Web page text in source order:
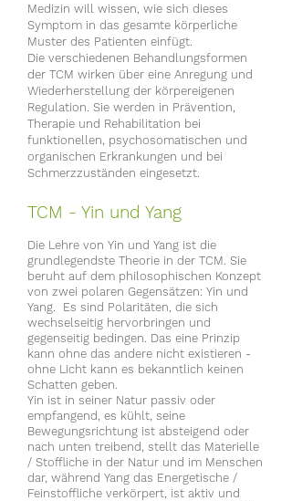
Medizin will wissen, wie sich dieses
Symptom in das gesamte körperliche
Muster des Patienten einfügt.
Die verschiedenen Behandlungsformen
der TCM wirken über eine Anregung und
Wiederherstellung der körpereigenen
Regulation. Sie werden in Prävention,
Therapie und Rehabilitation bei
funktionellen, psychosomatischen und
organischen Erkrankungen und bei
Schmerzzuständen eingesetzt.
TCM - Yin und Yang
Die Lehre von Yin und Yang ist die
grundlegendste Theorie in der TCM. Sie
beruht auf dem philosophischen Konzept
von zwei polaren Gegensätzen: Yin und
Yang. Es sind Polaritäten, die sich
wechselseitig hervorbringen und
gegenseitig bedingen. Das eine Prinzip
kann ohne das andere nicht existieren -
ohne Licht kann es bekanntlich keinen
Schatten geben.
Yin ist in seiner Natur passiv oder
empfangend, es kühlt, seine
Bewegungsrichtung ist absteigend oder
nach unten treibend, stellt das Materielle
/ Stoffliche in der Natur und im Menschen
dar, während Yang das Energetische /
Feinstoffliche verkörpert, ist aktiv und